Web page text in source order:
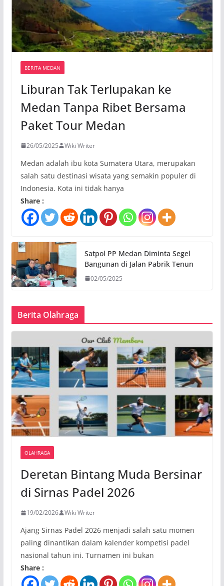
BERITA MEDAN
Liburan Tak Terlupakan ke
Medan Tanpa Ribet Bersama
Paket Tour Medan
26/05/2025 Wiki Writer
Medan adalah ibu kota Sumatera Utara, merupakan
salah satu destinasi wisata yang semakin populer di
Indonesia. Kota ini tidak hanya
Share :
Satpol PP Medan Diminta Segel
Bangunan di Jalan Pabrik Tenun
02/05/2025
Berita Olahraga
OLAHRAGA
Deretan Bintang Muda Bersinar
di Sirnas Padel 2026
19/02/2026 Wiki Writer
Ajang Sirnas Padel 2026 menjadi salah satu momen
paling dinantikan dalam kalender kompetisi padel
nasional tahun ini. Turnamen ini bukan
Share :